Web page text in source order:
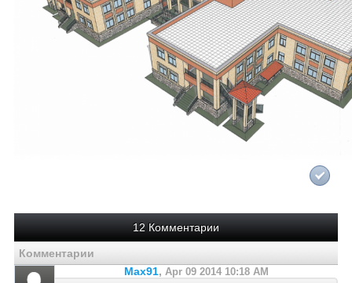
12 Комментарии
Комментарии
Max91, Apr 09 2014 10:18 AM